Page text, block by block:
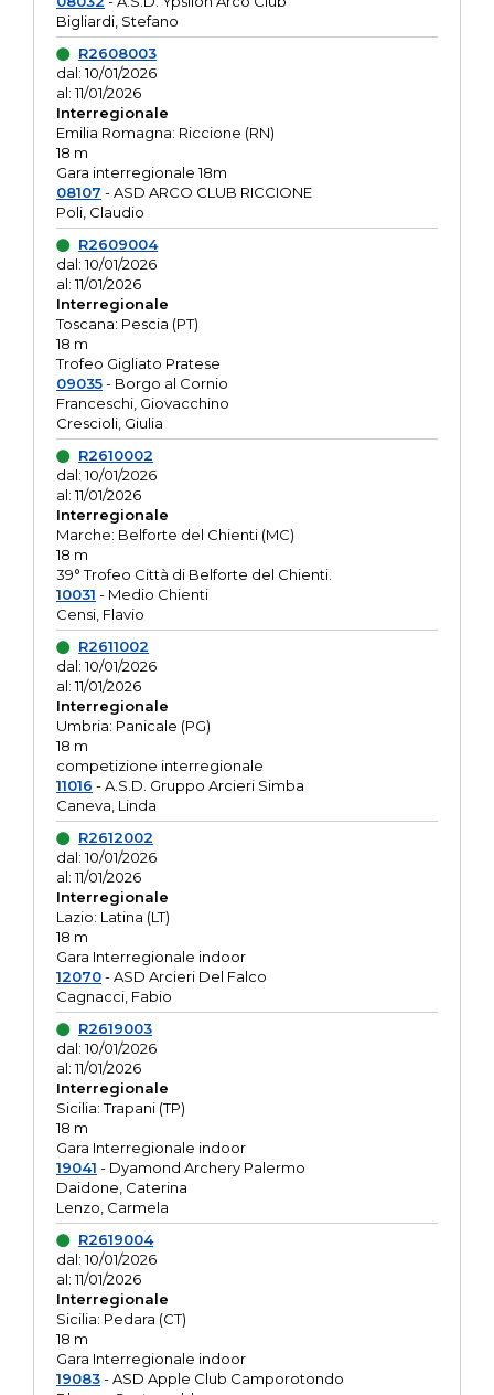
Bigliardi, Stefano
R2608003
dal: 10/01/2026
al: 11/01/2026
Interregionale
Emilia Romagna: Riccione (RN)
18 m
Gara interregionale 18m
08107 - ASD ARCO CLUB RICCIONE
Poli, Claudio
R2609004
dal: 10/01/2026
al: 11/01/2026
Interregionale
Toscana: Pescia (PT)
18 m
Trofeo Gigliato Pratese
09035- Borgo al Cornio
Franceschi, Giovacchino
Crescioli, Giulia
R2610002
dal: 10/01/2026
al: 11/01/2026
Interregionale
Marche: Belforte del Chienti (MC)
18 m
39° Trofeo Città di Belforte del Chienti.
10031 - Medio Chienti
Censi, Flavio
R2611002
dal: 10/01/2026
al: 11/01/2026
Interregionale
Umbria: Panicale (PG)
18 m
competizione interregionale
11016 - A.S.D. Gruppo Arcieri Simba
Caneva, Linda
R2612002
dal: 10/01/2026
al: 11/01/2026
Interregionale
Lazio: Latina (LT)
18 m
Gara Interregionale indoor
12070- ASD Arcieri Del Falco
Cagnacci, Fabio
R2619003
dal: 10/01/2026
al: 11/01/2026
Interregionale
Sicilia: Trapani (TP)
18 m
Gara Interregionale indoor
19041 - Dyamond Archery Palermo
Daidone, Caterina
Lenzo, Carmela
R2619004
dal: 10/01/2026
al: 11/01/2026
Interregionale
Sicilia: Pedara (CT)
18 m
Gara Interregionale indoor
19083- ASD Apple Club Camporotondo